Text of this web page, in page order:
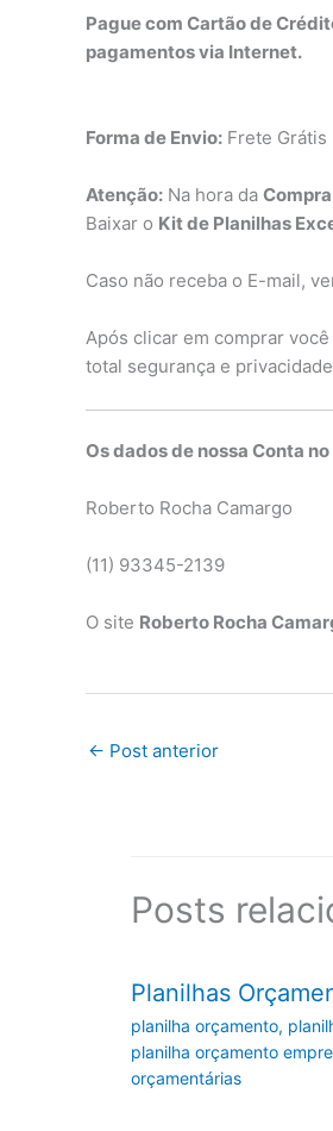
Pague com Cartão de
pagamentos via Internet.
Forma de Envio: Frete Grátis
Atenção: Na hora da Compra
Baixar o Kit de Planilhas
Caso não receba o E-mail,
Após clicar em comprar
total segurança e
Os dados de nossa Conta
Roberto Rocha Camargo
(11) 93345-2139
O site Roberto Rocha
← Post anterior
Posts
Planilhas
planilha orçamento,
planilha orçamento
orçamentárias